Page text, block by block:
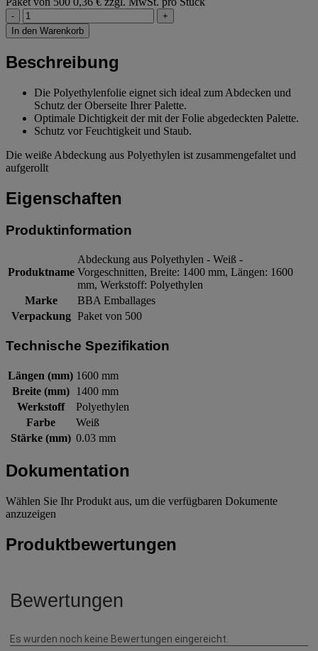
-
+
In den Warenkorb
Beschreibung
Die Polyethylenfolie eignet sich ideal zum Abdecken und
Schutz der Oberseite Ihrer Palette.
Optimale Dichtigkeit der mit der Folie abgedeckten Palette.
Schutz vor Feuchtigkeit und Staub.
Die weiße Abdeckung aus Polyethylen ist zusammengefaltet und
aufgerollt
Eigenschaften
Produktinformation
Produktname
Abdeckung aus Polyethylen - Weiß -
Vorgeschnitten, Breite: 1400 mm, Längen: 1600
mm, Werkstoff: Polyethylen
Marke
BBA Emballages
Verpackung Paket von 500
Technische Spezifikation
Längen (mm) 1600 mm
Breite (mm)
1400 mm
Werkstoff
Polyethylen
Farbe
Weiß
Stärke (mm) 0.03 mm
Dokumentation
Wählen Sie Ihr Produkt aus, um die verfügbaren Dokumente
anzuzeigen
Produktbewertungen